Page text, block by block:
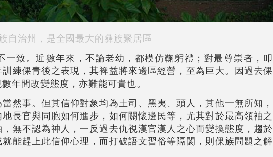
自治州，是全國最大的彝族聚居區
一致。近數年來，不論老幼，都模仿鞠躬禮；對最尊崇者，叩
練倮青後之表現，其裨益將來邊區經營，至為巨大。因過去倮
年間改變態度，亦難能可貴也。
然事。但其信仰對象均為土司、黑夷、頭人，其他一無所知，
長官與同胞如何進步，如何關懷邊民等，尤其對於最高領袖之
無不認為神人，一反過去仇視漢官漢人之心而變換態度，趨於
能趕上此信仰心理，而打破語文習俗等隔閡，則倮族問題之解